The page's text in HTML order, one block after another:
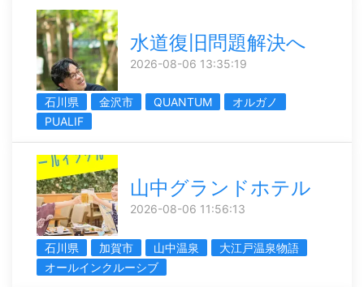
水道復旧問題解決へ
2026-08-06 13:35:19
石川県 金沢市 QUANTUM
オルガノ
PUALIF
山中グランドホテル
2026-08-06 11:56:13
石川県 加賀市 山中温泉
大江戸温泉物語
オールインクルーシブ